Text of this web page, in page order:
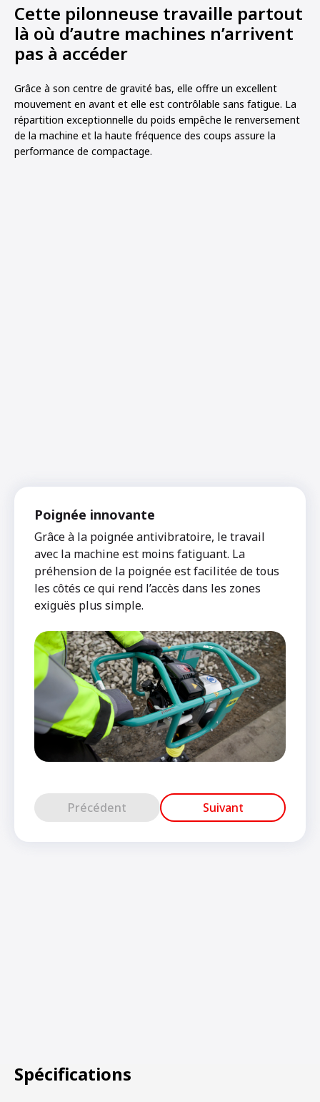
Cette pilonneuse travaille partout
là où d’autre machines n’arrivent
pas à accéder
Grâce à son centre de gravité bas, elle offre un excellent
mouvement en avant et elle est contrôlable sans fatigue. La
répartition exceptionnelle du poids empêche le renversement
de la machine et la haute fréquence des coups assure la
performance de compactage.
Poignée innovante
Grâce à la poignée antivibratoire, le travail
avec la machine est moins fatiguant. La
préhension de la poignée est facilitée de tous
les côtés ce qui rend l’accès dans les zones
exiguës plus simple.
Précédent Suivant
Spécifications